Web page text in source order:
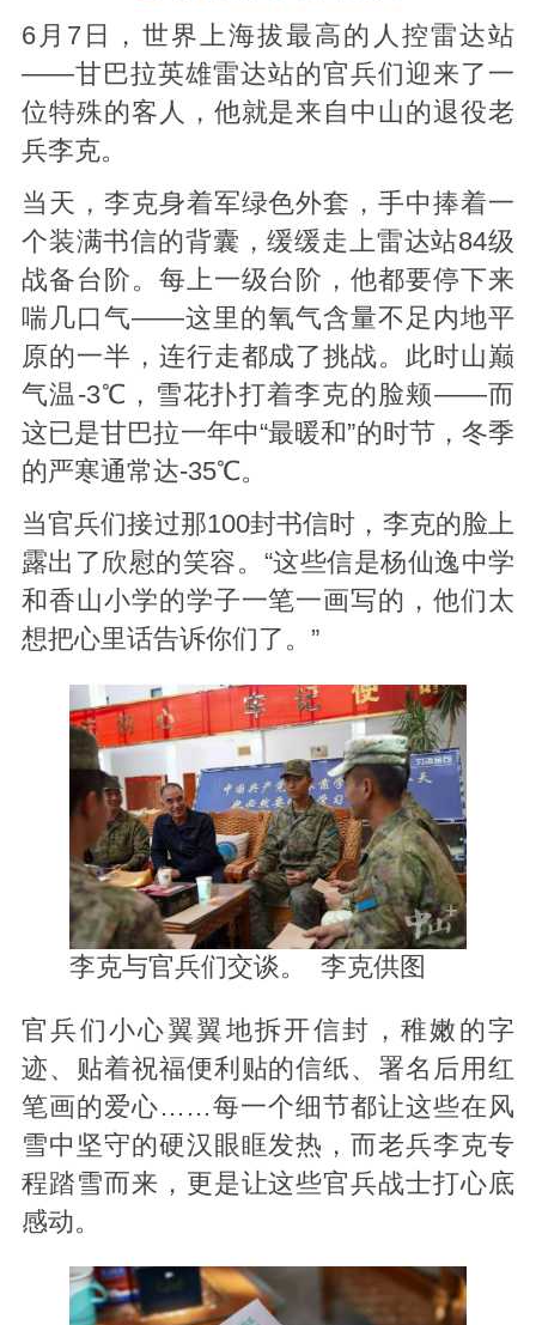
6月7日，世界上海拔最高的人控雷达站
——甘巴拉英雄雷达站的官兵们迎来了一
位特殊的客人，他就是来自中山的退役老
兵李克。
当天，李克身着军绿色外套，手中捧着一
个装满书信的背囊，缓缓走上雷达站84级
战备台阶。每上一级台阶，他都要停下来
喘几口气——这里的氧气含量不足内地平
原的一半，连行走都成了挑战。此时山巅
气温-3℃，雪花扑打着李克的脸颊——而
这已是甘巴拉一年中“最暖和”的时节，冬季
的严寒通常达-35℃。
当官兵们接过那100封书信时，李克的脸上
露出了欣慰的笑容。“这些信是杨仙逸中学
和香山小学的学子一笔一画写的，他们太
想把心里话告诉你们了。”
李克与官兵们交谈。 李克供图
官兵们小心翼翼地拆开信封，稚嫩的字
迹、贴着祝福便利贴的信纸、署名后用红
笔画的爱心……每一个细节都让这些在风
雪中坚守的硬汉眼眶发热，而老兵李克专
程踏雪而来，更是让这些官兵战士打心底
感动。